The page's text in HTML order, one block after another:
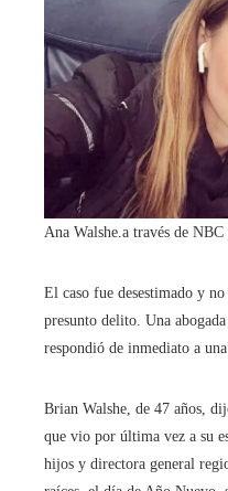
Ana Walshe.a través de NBC
El caso fue desestimado y
presunto delito. Una
respondió de inmediato a
Brian Walshe, de 47 años,
que vio por última vez a su
hijos y directora general